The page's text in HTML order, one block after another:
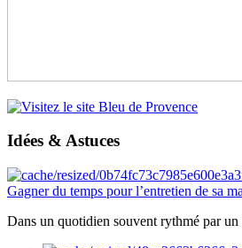
Idées & Astuces
Gagner du temps pour l’entretien de sa
Dans un quotidien souvent rythmé par